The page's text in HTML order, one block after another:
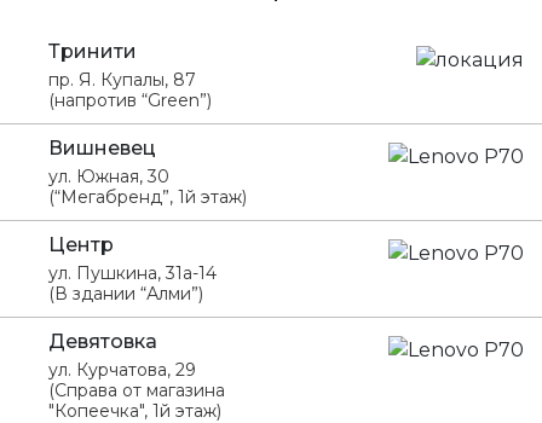
Тринити
пр. Я. Купалы, 87
(напротив “Green”)
Вишневец
ул. Южная, 30
(“Мегабренд”, 1й этаж)
Центр
ул. Пушкина, 31а-14
(В здании “Алми”)
Девятовка
ул. Курчатова, 29
(Справа от магазина
"Копеечка", 1й этаж)